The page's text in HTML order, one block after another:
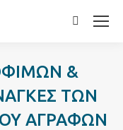
Search:
&
ΤΩΝ
ΑΓΡΑΦΩΝ